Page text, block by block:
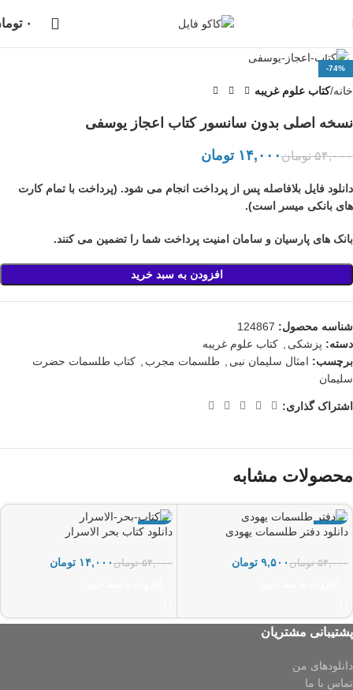
۰
-74%
خانه کتاب علوم غریبه
نسخه اصلی بدون سانسور کتاب اعجاز یوسفی
۵۴,۰۰۰ تومان۱۴,۰۰۰ تومان
دانلود فایل بلافاصله پس از پرداخت انجام می شود. (پرداخت با تمام کارت
های بانکی میسر است).
بانک های پارسیان و سامان امنیت پرداخت شما را تضمین می کنند.
افزودن به سبد خرید
شناسه محصول: 124867
دسته: پزشکی , کتاب علوم غریبه
برچسب: امثال سلیمان نبی , طلسمات مجرب , کتاب طلسمات حضرت
سلیمان
اشتراک گذاری:
محصولات مشابه
-82%
دانلود دفتر طلسمات یهودی
۵۴,۰۰۰ تومان ۹,۵۰۰ تومان
-74%
دانلود کتاب بحر الاسرار
۵۴,۰۰۰ تومان ۱۴,۰۰۰ تومان
پشتیبانی مشتریان
دانلودهای من
تماس با ما
انجام می شود...